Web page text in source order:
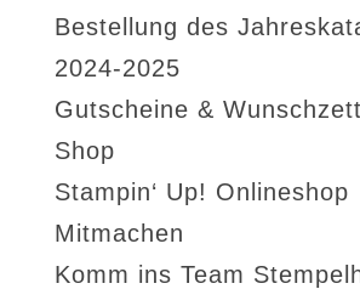
Bestellung des
2024-2025
Gutscheine &
Shop
Stampin‘ Up! Onlineshop
Mitmachen
Komm ins Team